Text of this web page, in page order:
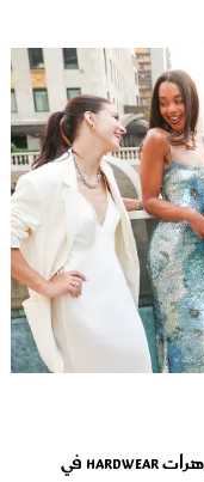
تيفاني آند كو Tiffany & Co تحتفل بمجوهرات HardWear في